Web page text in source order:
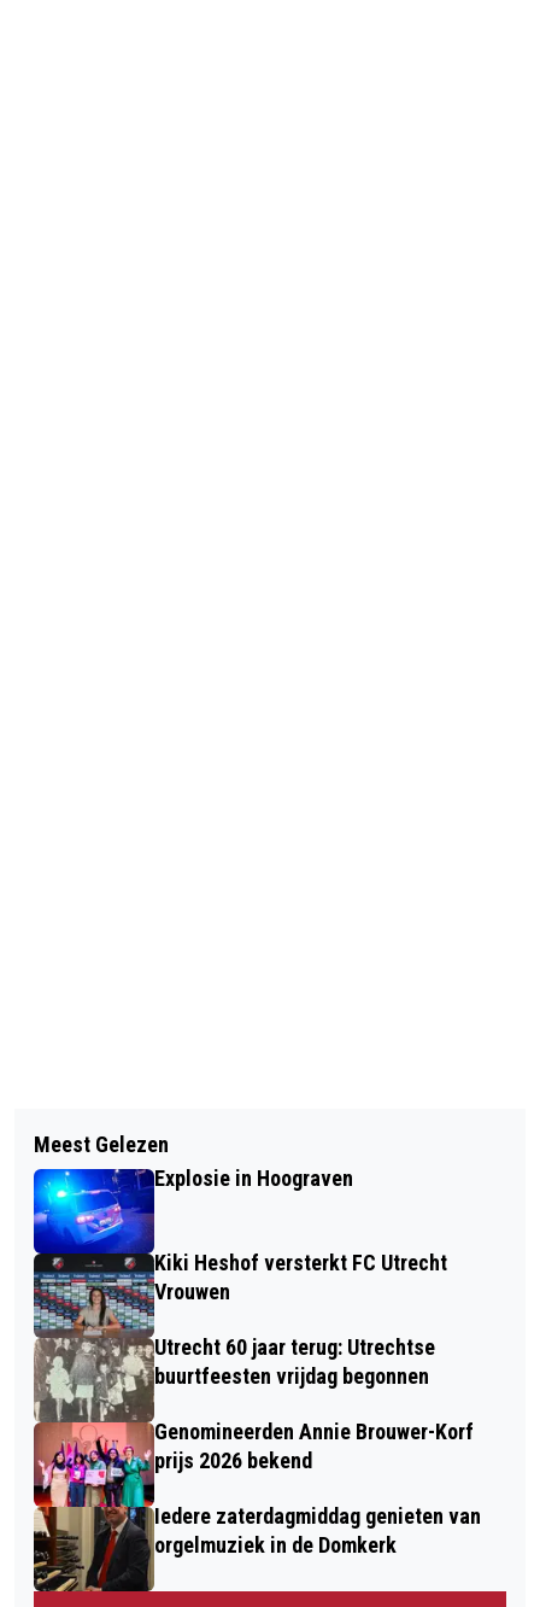
GEDEPUTEERDE MIRJAM STERK
PLANT EERST EXEMPLAAR VAN
130.000 JONGE BOMEN EN STRUIKEN
VOOR DE PROVINCIE UTRECHT
UTRECHT 60 JAAR TERUG:
UTRECHTSE ZIEKENHUIZEN
SCHREEUWEN OM BLOED
Meest Gelezen
Explosie in Hoograven
Kiki Heshof versterkt FC Utrecht
Vrouwen
Utrecht 60 jaar terug: Utrechtse
buurtfeesten vrijdag begonnen
Genomineerden Annie Brouwer-Korf
prijs 2026 bekend
Iedere zaterdagmiddag genieten van
orgelmuziek in de Domkerk